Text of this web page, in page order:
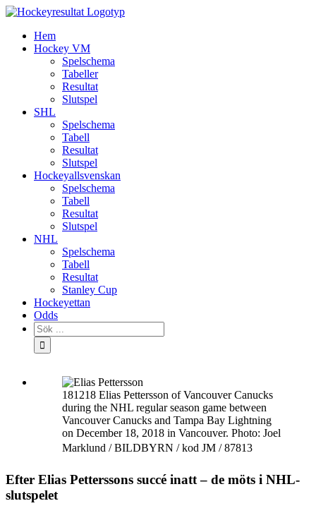
Fortsätt
innehållet
Hem
Hockey VM
Spelschema
Tabeller
Resultat
Slutspel
SHL
Spelschema
Tabell
Resultat
Slutspel
Hockeyallsvenskan
Spelschema
Tabell
Resultat
Slutspel
NHL
Spelschema
Tabell
Resultat
Stanley Cup
Hockeyettan
Odds
Sök
efter:
181218 Elias Pettersson of Vancouver Canucks
during the NHL regular season game between
Vancouver Canucks and Tampa Bay Lightning
on December 18, 2018 in Vancouver. Photo: Joel
Marklund / BILDBYRN / kod JM / 87813
Efter Elias Petterssons succé inatt – de möts i NHL-
slutspelet